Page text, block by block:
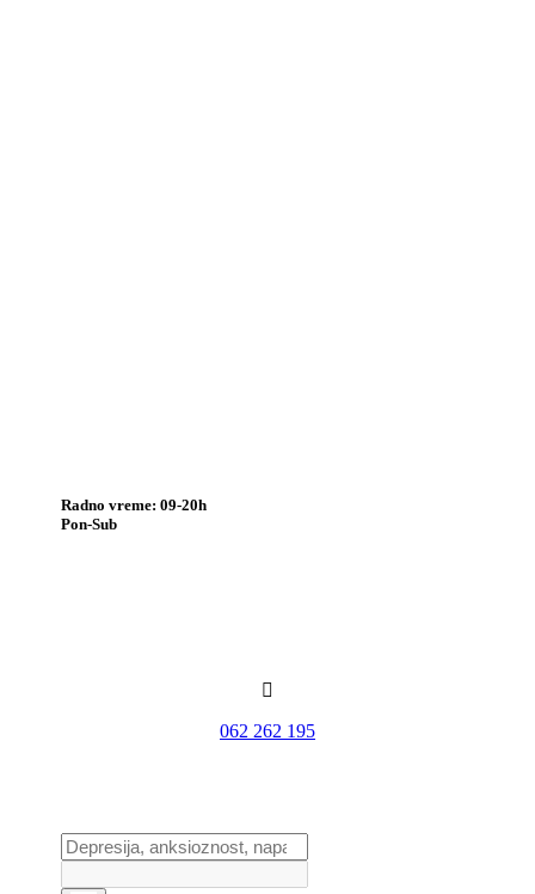
Radno vreme: 09-20h
Pon-Sub

062 262 195